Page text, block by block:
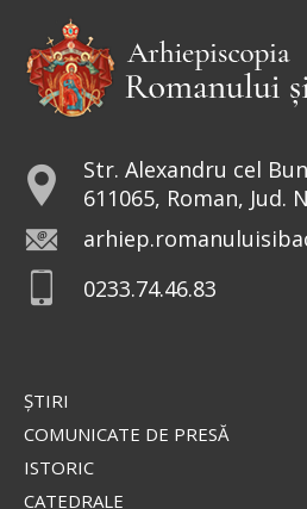
Str. Alexandru cel
611065, Roman, Jud.
0233.74.46.83
ŞTIRI
COMUNICATE DE PRESĂ
ISTORIC
CATEDRALE